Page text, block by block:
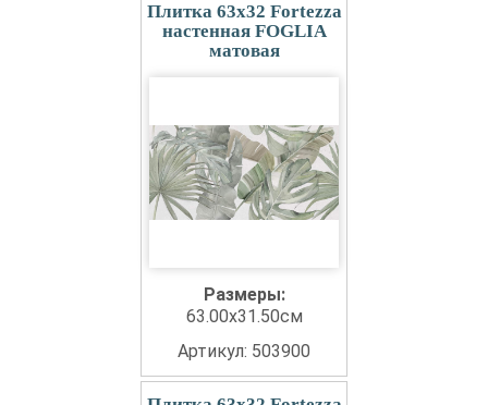
Плитка 63x32 Fortezza
настенная FOGLIA
матовая
Размеры:
63.00x31.50см
Артикул: 503900